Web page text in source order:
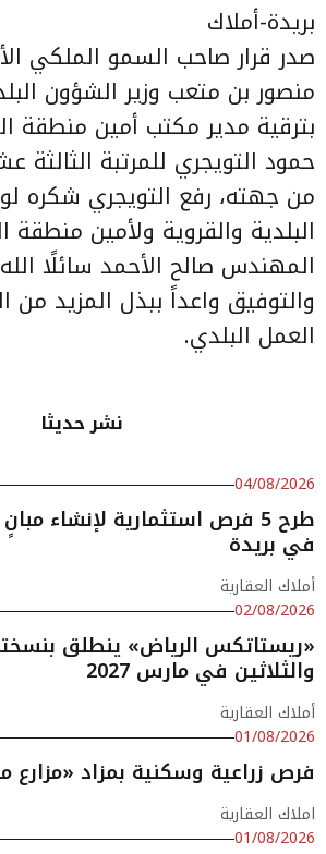
بريدة-أملاك
صدر قرار صاحب السمو الملكي
منصور بن متعب وزير الشؤون
بترقية مدير مكتب أمين منطقة
حمود التويجري للمرتبة الثالثة
من جهته، رفع التويجري شكره
البلدية والقروية ولأمين منطقة
المهندس صالح الأحمد سائلًا
والتوفيق واعداً ببذل المزيد
العمل البلدي.
نشر حديثا
04/08/2026
طرح 5 فرص استثمارية لإنشاء
في بريدة
أملاك العقارية
02/08/2026
«ريستاتكس الرياض» ينطلق
والثلاثين في مارس 2027
أملاك العقارية
01/08/2026
فرص زراعية وسكنية بمزاد «مزارع
املاك العقارية
01/08/2026